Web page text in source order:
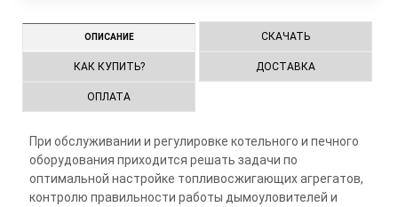
ОПИСАНИЕ СКАЧАТЬ
КАК КУПИТЬ? ДОСТАВКА
ОПЛАТА
При обслуживании и регулировке котельного и печного
оборудования приходится решать задачи по
оптимальной настройке топливосжигающих агрегатов,
контролю правильности работы дымоуловителей и